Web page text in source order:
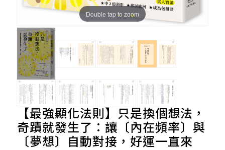
Double tap to zoom
【最強顯化法則】只是換個想法，
奇蹟就發生了：讓〔內在頻率〕與
〔夢想〕自動對接，好運一直來